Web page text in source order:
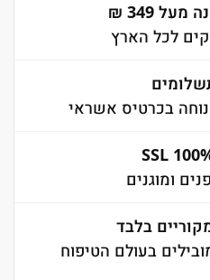
349 ₪
בכרטיס אשראי
ומוגנים
בלבד
בעולם הטיפוח